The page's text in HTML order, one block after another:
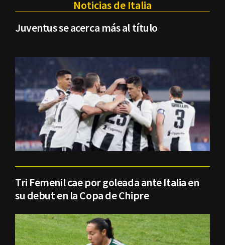
Noticias de Italia
Juventus se acerca más al título
Tri Femenil cae por goleada ante Italia en
su debut en la Copa de Chipre